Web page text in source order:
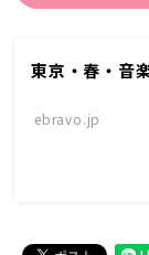
東京・春・音
ebravo.jp